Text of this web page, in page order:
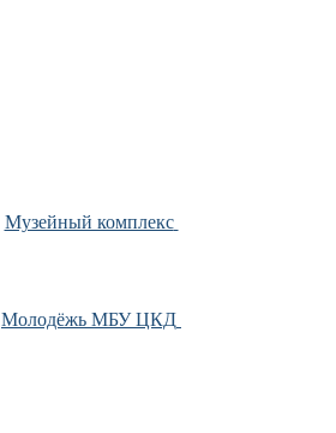
Музейный комплекс
Молодёжь МБУ ЦКД